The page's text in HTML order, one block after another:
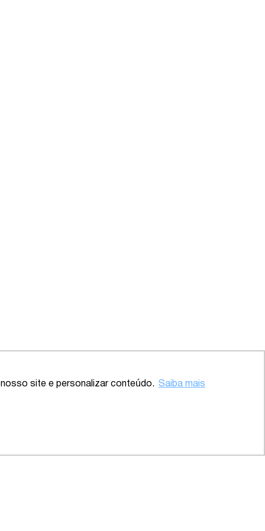
site e personalizar conteúdo. Saiba mais